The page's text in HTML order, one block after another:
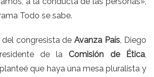
Todo se sabe.
del congresista deAvanza País Diego
de laComisión de Ética
que haya una mesa pluralista y